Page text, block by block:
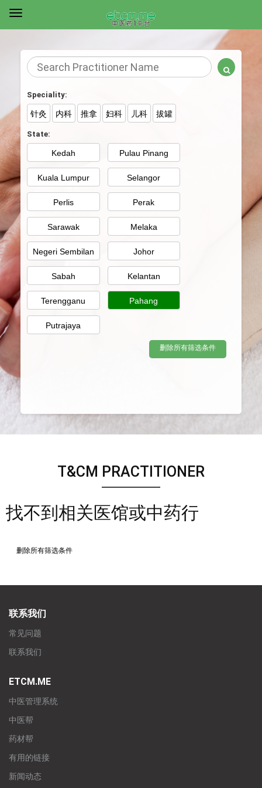
Speciality:
针灸 内科 推拿 妇科 儿科 拔罐
State:
Kedah Pulau Pinang
Kuala Lumpur Selangor
Perlis Perak
Sarawak Melaka
Negeri Sembilan Johor
Sabah Kelantan
Terengganu Pahang
Putrajaya
删除所有筛选条件
T&CM PRACTITIONER
找不到相关医馆或中药行
删除所有筛选条件
联系我们
常见问题
联系我们
ETCM.ME
中医管理系统
中医帮
药材帮
有用的链接
新闻动态